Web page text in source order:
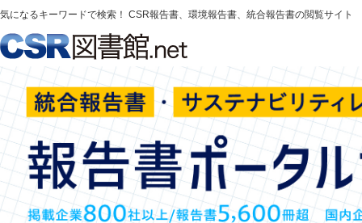
気になるキーワードで検索！ CSR報告書、環境報告書、統合報告書の閲覧サイト